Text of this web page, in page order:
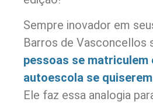
Sempre inovador em
Barros de Vasconcellos
pessoas se matriculem
autoescola se
Ele faz essa analogia